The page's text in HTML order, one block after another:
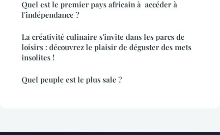
Quel est le premier pays africain à accéder à
l'indépendance ?
La créativité culinaire s'invite dans les parcs de
loisirs : découvrez le plaisir de déguster des mets
insolites !
Quel peuple est le plus sale ?